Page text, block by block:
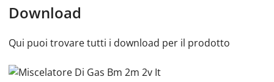
Download
Qui puoi trovare tutti i download per il prodotto